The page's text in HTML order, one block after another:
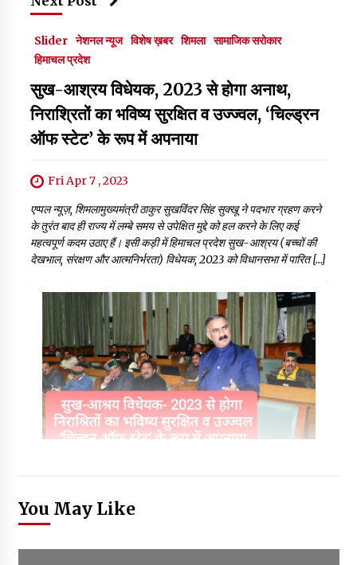
Slider नेशनल न्यूज विशेष ख़बर शिमला सामाजिक सरोकार
हिमाचल प्रदेश
सुख-आश्रय विधेयक, 2023 से होगा अनाथ,
निराश्रितों का भविष्य सुरक्षित व उज्ज्वल, ‘चिल्ड्रन
ऑफ स्टेट’ के रूप में अपनाया
Fri Apr 7 , 2023
एप्पल न्यूज़, शिमलामुख्यमंत्री ठाकुर सुखविंदर सिंह सुक्खू ने पदभार ग्रहण करने
के तुरंत बाद ही राज्य में लम्बे समय से उपेक्षित मुद्दे को हल करने के लिए कई
महत्वपूर्ण कदम उठाए हैं। इसी कड़ी में हिमाचल प्रदेश सुख-आश्रय (बच्चों की
देखभाल, संरक्षण और आत्मनिर्भरता) विधेयक, 2023 को विधानसभा में पारित […]
You May Like